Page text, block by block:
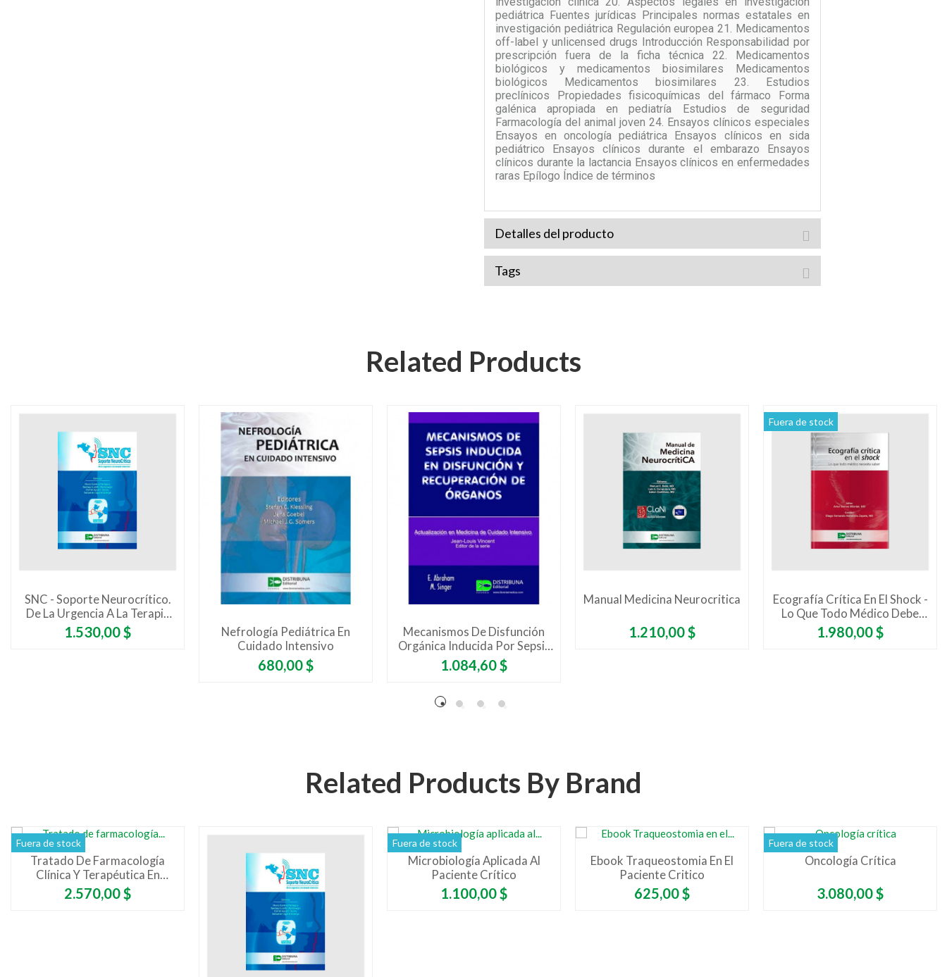
pediátrica Fuentes jurídicas Principales normas estatales en
investigación pediátrica Regulación europea 21. Medicamentos
off-label y unlicensed drugs Introducción Responsabilidad por
prescripción fuera de la ficha técnica 22. Medicamentos
biológicos y medicamentos biosimilares Medicamentos
biológicos Medicamentos biosimilares 23. Estudios
preclínicos Propiedades fisicoquímicas del fármaco Forma
galénica apropiada en pediatría Estudios de seguridad
Farmacología del animal joven 24. Ensayos clínicos especiales
Ensayos en oncología pediátrica Ensayos clínicos en sida
pediátrico Ensayos clínicos durante el embarazo Ensayos
clínicos durante la lactancia Ensayos clínicos en enfermedades
raras Epílogo Índice de términos
Detalles del producto
Tags
Related Products
SNC - Soporte Neurocrítico.
De La Urgencia A La Terapia
Intensiva
Precio
1.530,00 $
Nefrología Pediátrica En
Cuidado Intensivo
Precio
680,00 $
Mecanismos De Disfunción
Orgánica Inducida Por Sepsis
Y Recuperación
Precio
1.084,60 $
Manual Medicina Neurocritica
Precio
1.210,00 $
Fuera de stock
Ecografía Crítica En El Shock -
Lo Que Todo Médico Debe
Saber
Precio
1.980,00 $
Related Products By Brand
Fuera de stock
Tratado De Farmacología
Clínica Y Terapéutica En
Cuidados Críticos
Precio
2.570,00 $
Fuera de stock
Microbiología Aplicada Al
Paciente Crítico
Precio
1.100,00 $
Ebook Traqueostomia En El
Paciente Critico
Precio
625,00 $
Fuera de stock
Oncología Crítica
Precio
3.080,00 $